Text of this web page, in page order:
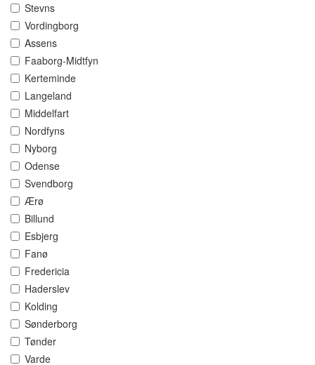
Stevns
Vordingborg
Assens
Faaborg-Midtfyn
Kerteminde
Langeland
Middelfart
Nordfyns
Nyborg
Odense
Svendborg
Ærø
Billund
Esbjerg
Fanø
Fredericia
Haderslev
Kolding
Sønderborg
Tønder
Varde